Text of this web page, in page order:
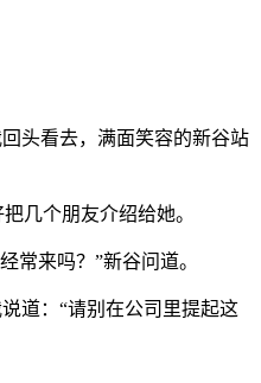
头看去，满面笑容的新谷站
几个朋友介绍给她。
常来吗？”新谷问道。
道：“请别在公司里提起这